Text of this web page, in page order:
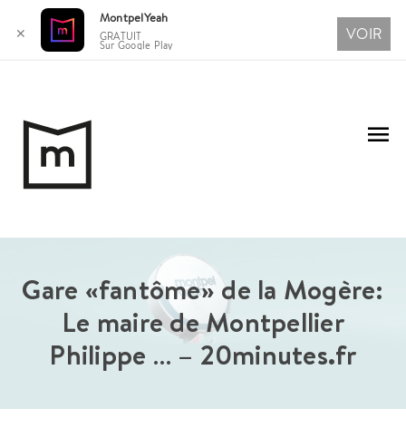
contenu
Gare «fantôme» de la Mogère:
Le maire de Montpellier
Philippe … – 20minutes.fr
✕
MontpelYeah
GRATUIT
Sur Google Play
VOIR